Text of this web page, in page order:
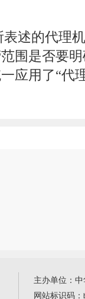
表述的代理
围是否要
应用了“代
主办单位：
网站标识码：